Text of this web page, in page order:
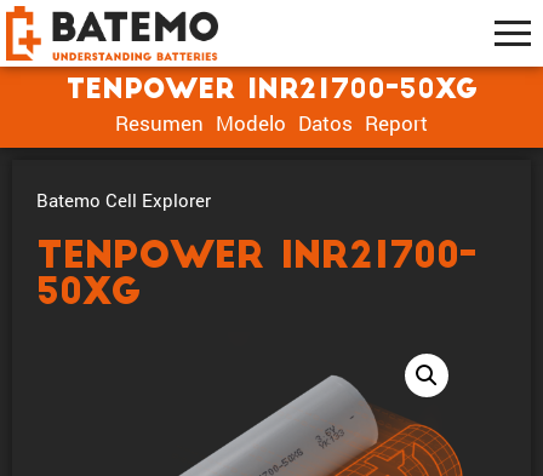
Tenpower INR21700-50XG
Resumen Modelo Datos Report
Batemo Cell Explorer
Tenpower INR21700-
50XG